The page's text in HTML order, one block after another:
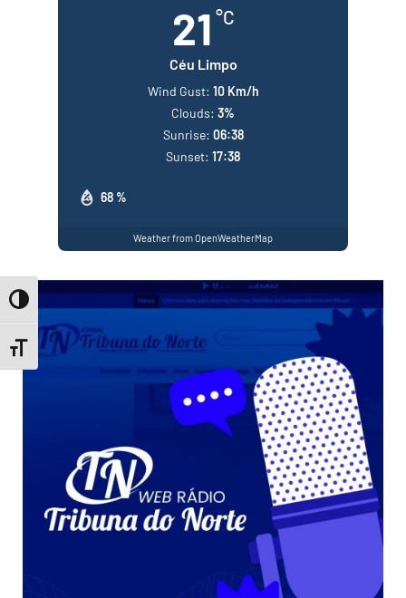
Toggle High Contrast
Toggle Font size
21 °C
Céu Limpo
68 %
Wind Gust: 10 Km/h
Clouds: 3%
Sunrise: 06:38
Sunset: 17:38
Weather from OpenWeatherMap